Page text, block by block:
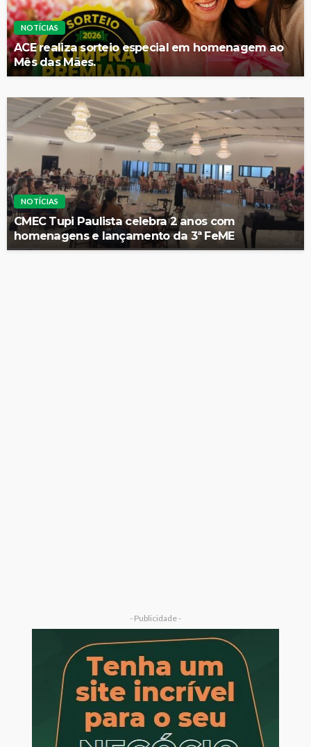
NOTÍCIAS
ACE realiza sorteio especial em homenagem ao
Mês das Mães.
NOTÍCIAS
CMEC Tupi Paulista celebra 2 anos com
homenagens e lançamento da 3ª FeME
- Publicidade -